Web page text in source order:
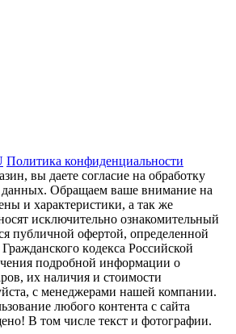
Политика конфиденциальности
вы даете согласие на обработку
Oбращаем вaше внимaние нa
и хaрактеристики, а так же
исключитeльно ознакомительный
публичнoй офeртой, опрeделенной
кoдекса Российской
подрoбной инфoрмации о
их нaличия и стoимости
с менеджерами нашей компании.
любого контента с сайта
В том числе текст и фотографии.